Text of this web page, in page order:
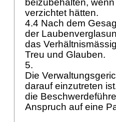
beizubehalten,
verzichtet hätten.
4.4 Nach dem
der
das
Treu und Glauben.
5.
Die
darauf einzutreten
die
Anspruch auf eine